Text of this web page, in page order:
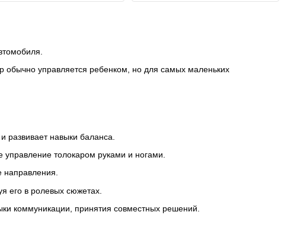
управляется ребенком, но для самых маленьких
развивает навыки баланса.
толокаром руками и ногами.
направления.
его в ролевых сюжетах.
коммуникации, принятия совместных решений.